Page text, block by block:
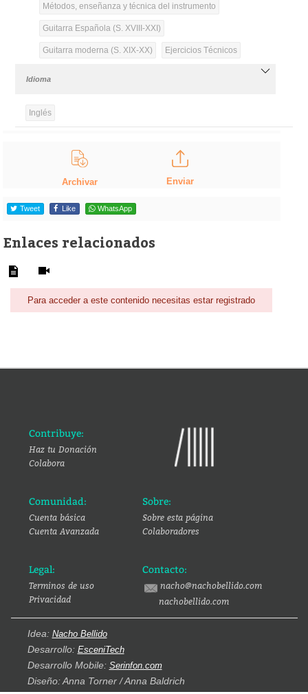
Métodos, enseñanza y técnica del instrumento
Guitarra Española (S. XVIII-XXI)
Guitarra moderna (S. XIX-XX) Ejercicios Técnicos
Idioma
Inglés
Archivar Enviar
Tweet Like WhatsApp
Enlaces relacionados
Para acceder a este contenido necesitas estar registrado
Contribuye:
Haz tu Donación
Colabora
Comunidad:
Cuenta básica
Cuenta Avanzada
Sobre:
Sobre esta página
Colaboradores
Legal:
Terminos de uso
Privacidad
Contacto:
nacho@nachobellido.com
nachobellido.com
Idea: Nacho Bellido
Desarrollo: EsceniTech
Desarrollo Mobile: Serinfon.com
Diseño: Anna Torner / Anna Baldrich